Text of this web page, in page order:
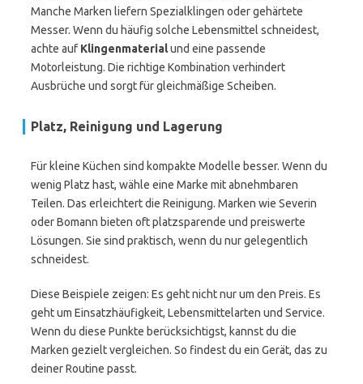
Manche Marken liefern Spezialklingen oder gehärtete
Messer. Wenn du häufig solche Lebensmittel schneidest,
achte auf Klingenmaterialund eine passende
Motorleistung. Die richtige Kombination verhindert
Ausbrüche und sorgt für gleichmäßige Scheiben.
Platz, Reinigung und Lagerung
Für kleine Küchen sind kompakte Modelle besser. Wenn du
wenig Platz hast, wähle eine Marke mit abnehmbaren
Teilen. Das erleichtert die Reinigung. Marken wie Severin
oder Bomann bieten oft platzsparende und preiswerte
Lösungen. Sie sind praktisch, wenn du nur gelegentlich
schneidest.
Diese Beispiele zeigen: Es geht nicht nur um den Preis. Es
geht um Einsatzhäufigkeit, Lebensmittelarten und Service.
Wenn du diese Punkte berücksichtigst, kannst du die
Marken gezielt vergleichen. So findest du ein Gerät, das zu
deiner Routine passt.